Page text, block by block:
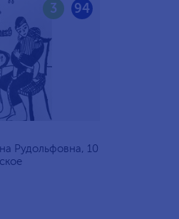
94
3
Рудольфовна, 10